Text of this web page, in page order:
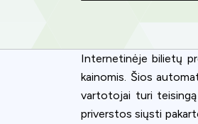
Internetinėje bilietų
kainomis. Šios
vartotojai turi teisingą
priverstos siųsti